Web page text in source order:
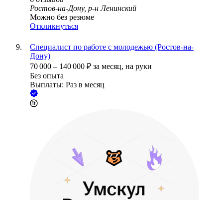
Ростов-на-Дону, р-н Ленинский
Можно без резюме
Откликнуться
Специалист по работе с молодежью (Ростов-на-
Дону)
70 000 – 140 000 ₽ за месяц, на руки
Без опыта
Выплаты: Раз в месяц